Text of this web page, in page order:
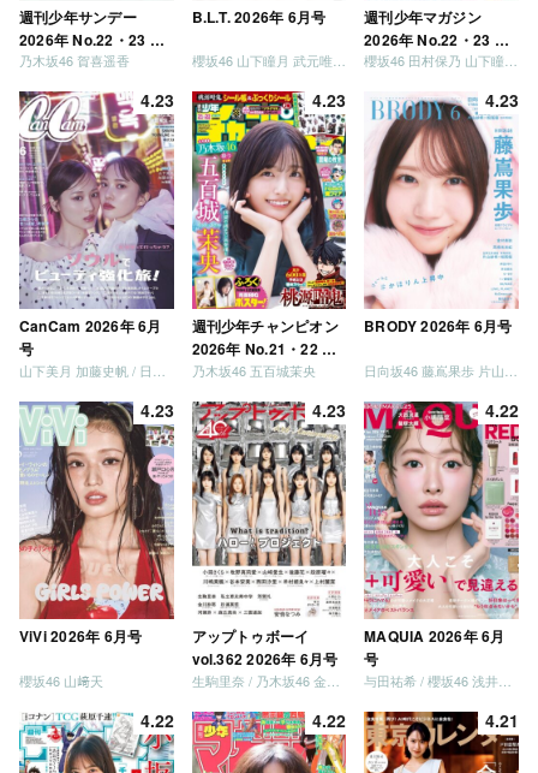
週刊少年サンデー
2026年 No.22・23 合
併号
乃木坂46 賀喜遥香
B.L.T. 2026年 6月号
櫻坂46 山下瞳月 武元唯衣 / 乃木坂46 海邉朱莉
週刊少年マガジン
2026年 No.22・23 合
併号
4.23
CanCam 2026年 6月
号
4.23
週刊少年チャンピオン
2026年 No.21・22 合
併号
乃木坂46 五百城茉央
4.23
BRODY 2026年 6月号
4.23
ViVi 2026年 6月号
櫻坂46 山﨑天
4.23
アップトゥボーイ
vol.362 2026年 6月号
4.22
MAQUIA 2026年 6月
号
4.22 4.22 4.21